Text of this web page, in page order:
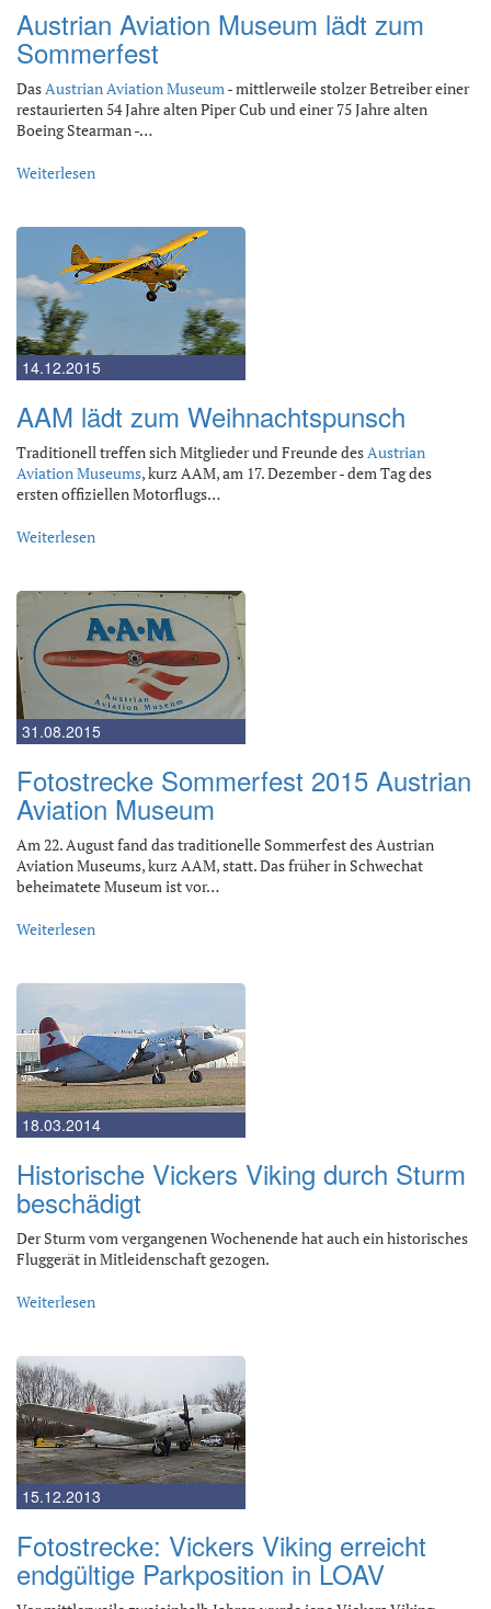
Austrian Aviation Museum lädt zum
Sommerfest
DasAustrian Aviation Museum- mittlerweile stolzer Betreiber einer
restaurierten 54 Jahre alten Piper Cub und einer 75 Jahre alten
Boeing Stearman -…
Weiterlesen
14.12.2015
AAM lädt zum Weihnachtspunsch
Traditionell treffen sich Mitglieder und Freunde desAustrian
Aviation Museums, kurz AAM, am 17. Dezember - dem Tag des
ersten offiziellen Motorflugs…
Weiterlesen
31.08.2015
Fotostrecke Sommerfest 2015 Austrian
Aviation Museum
Am 22. August fand das traditionelle Sommerfest des Austrian
Aviation Museums, kurz AAM, statt. Das früher in Schwechat
beheimatete Museum ist vor…
Weiterlesen
18.03.2014
Historische Vickers Viking durch Sturm
beschädigt
Der Sturm vom vergangenen Wochenende hat auch ein historisches
Fluggerät in Mitleidenschaft gezogen.
Weiterlesen
15.12.2013
Fotostrecke: Vickers Viking erreicht
endgültige Parkposition in LOAV